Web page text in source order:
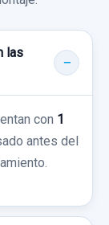
usado.
las
con 1
antes del